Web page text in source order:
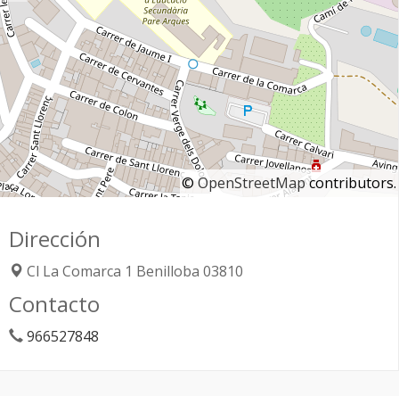
© OpenStreetMapcontributors.
Dirección
Cl La Comarca 1 Benilloba 03810
Contacto
966527848